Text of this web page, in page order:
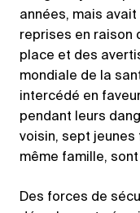
années, mais
reprises en raison
place et des
mondiale de la
intercédé en
pendant leurs
voisin, sept
même famille,
Des forces de